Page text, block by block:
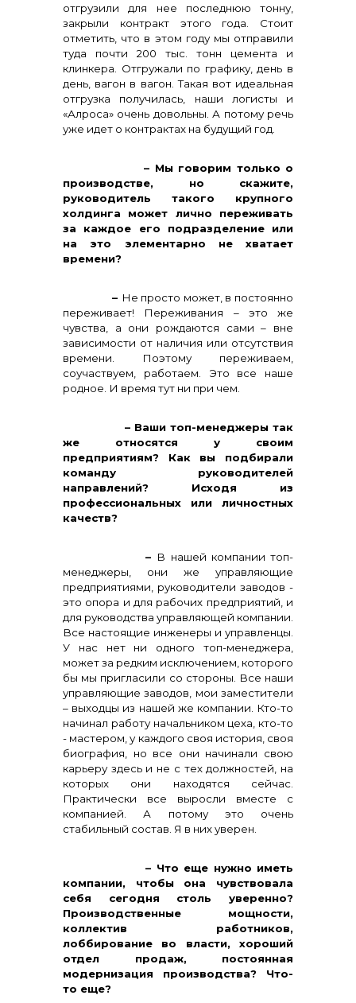
отгрузили для нее последнюю тонну,
закрыли контракт этого года. Стоит
отметить, что в этом году мы отправили
туда почти 200 тыс. тонн цемента и
клинкера. Отгружали по графику, день в
день, вагон в вагон. Такая вот идеальная
отгрузка получилась, наши логисты и
«Алроса» очень довольны. А потому речь
уже идет о контрактах на будущий год.
– Мы говорим только о
производстве, но скажите,
руководитель такого крупного
холдинга может лично переживать
за каждое его подразделение или
на это элементарно не хватает
времени?
– Не просто может, в постоянно
переживает! Переживания – это же
чувства, а они рождаются сами – вне
зависимости от наличия или отсутствия
времени. Поэтому переживаем,
соучаствуем, работаем. Это все наше
родное. И время тут ни при чем.
– Ваши топ-менеджеры так
же относятся у своим
предприятиям? Как вы подбирали
команду руководителей
направлений? Исходя из
профессиональных или личностных
качеств?
– В нашей компании топ-
менеджеры, они же управляющие
предприятиями, руководители заводов -
это опора и для рабочих предприятий, и
для руководства управляющей компании.
Все настоящие инженеры и управленцы.
У нас нет ни одного топ-менеджера,
может за редким исключением, которого
бы мы пригласили со стороны. Все наши
управляющие заводов, мои заместители
– выходцы из нашей же компании. Кто-то
начинал работу начальником цеха, кто-то
- мастером, у каждого своя история, своя
биография, но все они начинали свою
карьеру здесь и не с тех должностей, на
которых они находятся сейчас.
Практически все выросли вместе с
компанией. А потому это очень
стабильный состав. Я в них уверен.
– Что еще нужно иметь
компании, чтобы она чувствовала
себя сегодня столь уверенно?
Производственные мощности,
коллектив работников,
лоббирование во власти, хороший
отдел продаж, постоянная
модернизация производства? Что-
то еще?